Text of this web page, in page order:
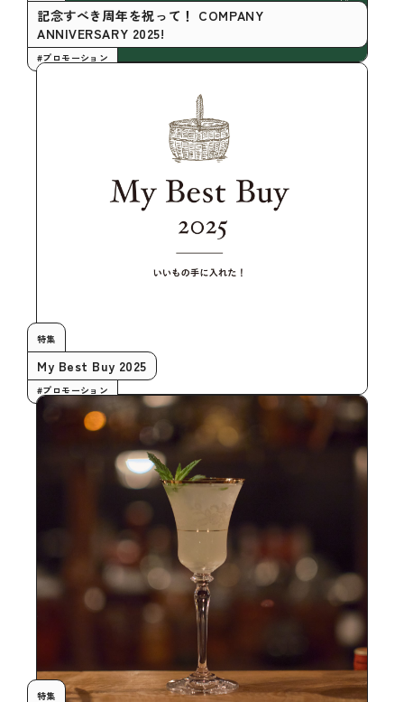
記念すべき周年を祝って！ COMPANY
ANNIVERSARY 2025!
#プロモーション
特集
My Best Buy 2025
#プロモーション
特集